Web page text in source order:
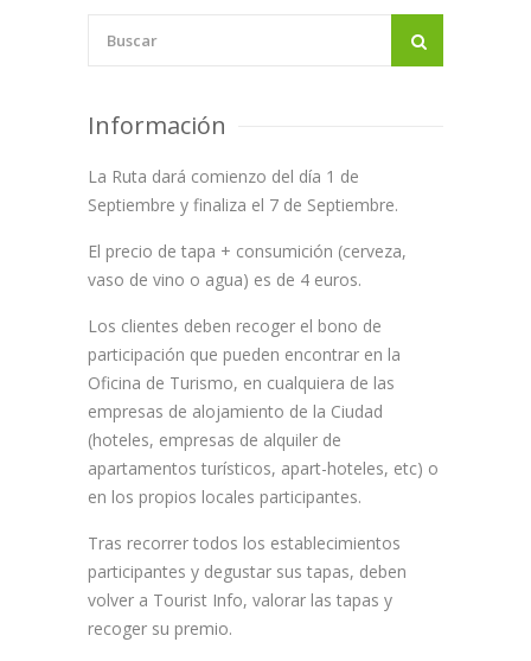
Información
La Ruta dará comienzo del día 1 de
Septiembre y finaliza el 7 de Septiembre.
El precio de tapa + consumición (cerveza,
vaso de vino o agua) es de 4 euros.
Los clientes deben recoger el bono de
participación que pueden encontrar en la
Oficina de Turismo, en cualquiera de las
empresas de alojamiento de la Ciudad
(hoteles, empresas de alquiler de
apartamentos turísticos, apart-hoteles, etc) o
en los propios locales participantes.
Tras recorrer todos los establecimientos
participantes y degustar sus tapas, deben
volver a Tourist Info, valorar las tapas y
recoger su premio.